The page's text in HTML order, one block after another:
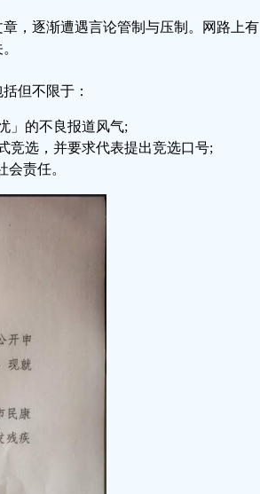
，逐渐遭遇言论管制与压制。网路上有
但不限于：
」的不良报道风气;
竞选，并要求代表提出竞选口号;
责任。